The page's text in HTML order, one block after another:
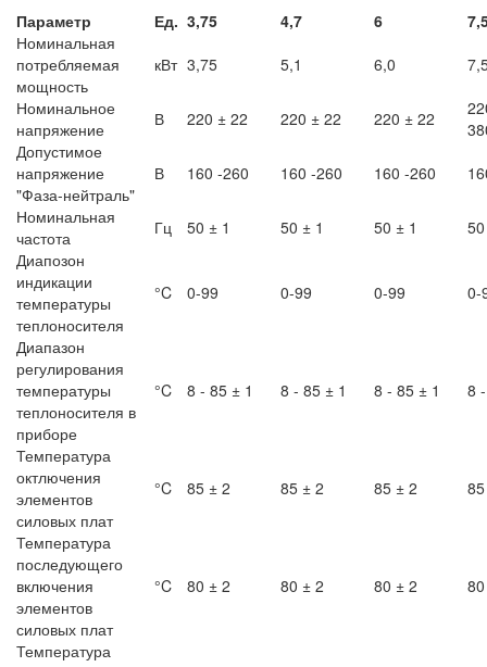
Параметр
Ед. 3,75 4,7 6
Номинальная
потребляемая
мощность
кВт 3,75 5,1 6,0
Номинальное
напряжение
В 220 ± 22 220 ± 22 220 ± 22
Допустимое
напряжение
"Фаза-нейтраль"
В 160 -260 160 -260 160 -260
Номинальная
частота
Гц 50 ± 1 50 ± 1 50 ± 1
Диапозон
индикации
температуры
теплоносителя
°C 0-99 0-99 0-99 0-
Диапазон
регулирования
температуры
теплоносителя в
приборе
°C 8 - 85 ± 1 8 - 85 ± 1 8 - 85 ± 1 8
Температура
октлючения
элементов
силовых плат
°C 85 ± 2 85 ± 2 85 ± 2
Температура
последующего
включения
элементов
силовых плат
°C 80 ± 2 80 ± 2 80 ± 2
Температура